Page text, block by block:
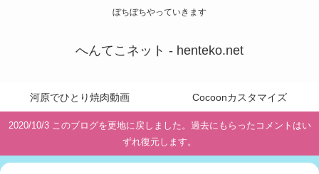
ぼちぼちやっていきます
へんてこネット - henteko.net
河原でひとり焼肉動画 Cocoonカスタマイズ
2020/10/3 このブログを更地に戻しました。過去にもらったコメントはい
ずれ復元します。